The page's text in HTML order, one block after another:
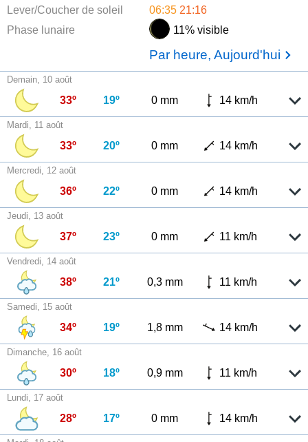
Lever/Coucher de soleil
06:35 21:16
Phase lunaire
11% visible
Par heure, Aujourd'hui
Demain, 10 août
33º 19º 0 mm 14 km/h
Mardi, 11 août
33º 20º 0 mm 14 km/h
Mercredi, 12 août
36º 22º 0 mm 14 km/h
Jeudi, 13 août
37º 23º 0 mm 11 km/h
Vendredi, 14 août
38º 21º 0,3 mm 11 km/h
Samedi, 15 août
34º 19º 1,8 mm 14 km/h
Dimanche, 16 août
30º 18º 0,9 mm 11 km/h
Lundi, 17 août
28º 17º 0 mm 14 km/h